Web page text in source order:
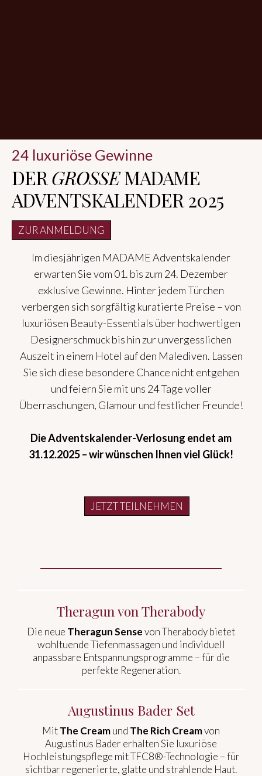
24 luxuriöse Gewinne
DERGROSSEMADAME
ADVENTSKALENDER 2025
ZUR ANMELDUNG
Im diesjährigen MADAME Adventskalender
erwarten Sie vom 01. bis zum 24. Dezember
exklusive Gewinne. Hinter jedem Türchen
verbergen sich sorgfältig kuratierte Preise – von
luxuriösen Beauty-Essentials über hochwertigen
Designerschmuck bis hin zur unvergesslichen
Auszeit in einem Hotel auf den Malediven. Lassen
Sie sich diese besondere Chance nicht entgehen
und feiern Sie mit uns 24 Tage voller
Überraschungen, Glamour und festlicher Freunde!
Die Adventskalender-Verlosung endet am
31.12.2025 – wir wünschen Ihnen viel Glück!
JETZT TEILNEHMEN
Theragun von Therabody
Die neue Theragun Sensevon Therabody bietet
wohltuende Tiefenmassagen und individuell
anpassbare Entspannungsprogramme – für die
perfekte Regeneration.
Augustinus Bader Set
MitThe Creamund The Rich Creamvon
Augustinus Bader erhalten Sie luxuriöse
Hochleistungspflege mit TFC8®-Technologie – für
sichtbar regenerierte, glatte und strahlende Haut.